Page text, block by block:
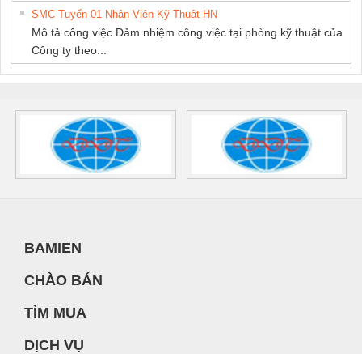
SMC Tuyển 01 Nhân Viên Kỹ Thuật-HN
Mô tả công việc Đảm nhiệm công việc tại phòng kỹ thuật của
Công ty theo...
BAMIEN
CHÀO BÁN
TÌM MUA
DỊCH VỤ